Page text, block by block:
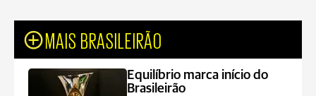
MAIS BRASILEIRÃO
Equilíbrio marca início do
Brasileirão